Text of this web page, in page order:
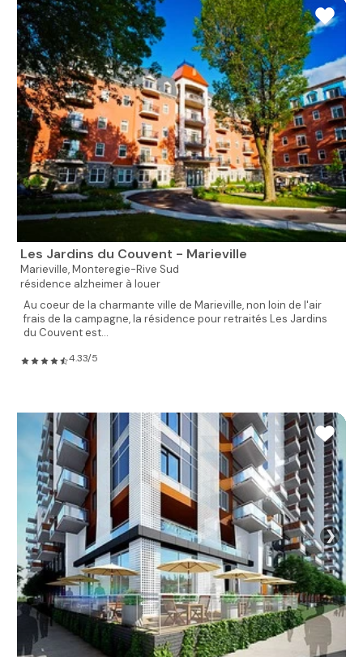
Les Jardins du Couvent - Marieville
Marieville,Monteregie-Rive Sud
résidence alzheimer à louer
Au coeur de la charmante ville de Marieville, non loin de l'air
frais de la campagne, la résidence pour retraités Les Jardins
du Couvent est...
4.33/5
❯